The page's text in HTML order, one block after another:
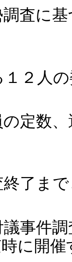
査に基
２人の
定数、
了まで
事件調
時に開